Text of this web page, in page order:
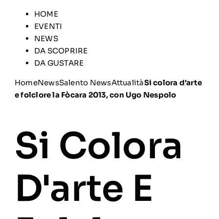
HOME
EVENTI
NEWS
DA SCOPRIRE
DA GUSTARE
HomeNewsSalento NewsAttualitàSi colora d'arte
e folclore la Fòcara 2013, con Ugo Nespolo
Si Colora
D'arte E